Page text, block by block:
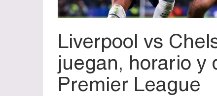
Liverpool vs
juegan, horario y
Premier League